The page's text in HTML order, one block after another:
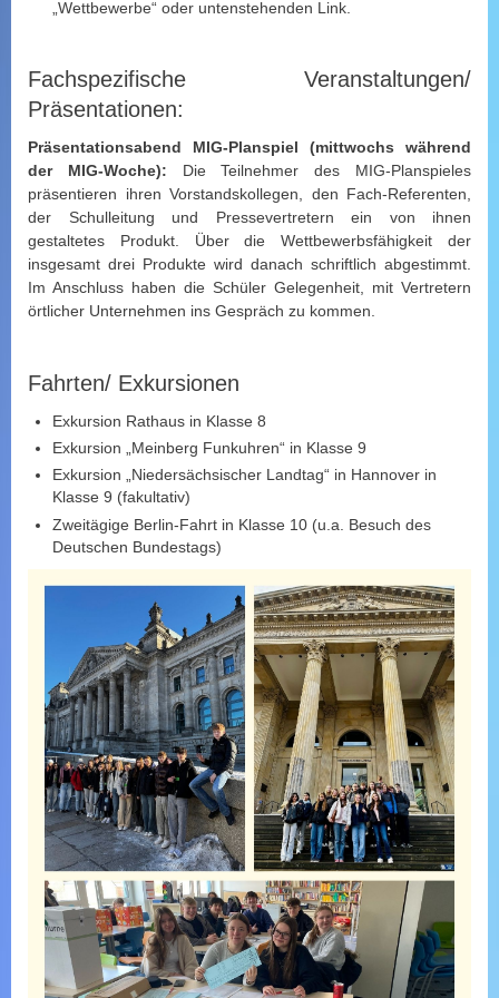
„Wettbewerbe“ oder untenstehenden Link.
Fachspezifische Veranstaltungen/
Präsentationen:
Präsentationsabend MIG-Planspiel (mittwochs während
der MIG-Woche): Die Teilnehmer des MIG-Planspieles
präsentieren ihren Vorstandskollegen, den Fach-Referenten,
der Schulleitung und Pressevertretern ein von ihnen
gestaltetes Produkt. Über die Wettbewerbsfähigkeit der
insgesamt drei Produkte wird danach schriftlich abgestimmt.
Im Anschluss haben die Schüler Gelegenheit, mit Vertretern
örtlicher Unternehmen ins Gespräch zu kommen.
Fahrten/ Exkursionen
Exkursion Rathaus in Klasse 8
Exkursion „Meinberg Funkuhren“ in Klasse 9
Exkursion „Niedersächsischer Landtag“ in Hannover in
Klasse 9 (fakultativ)
Zweitägige Berlin-Fahrt in Klasse 10 (u.a. Besuch des
Deutschen Bundestags)